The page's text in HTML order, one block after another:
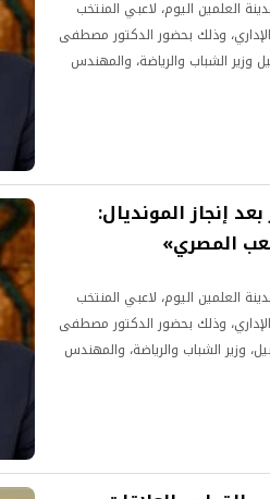
العلمين اليوم، لاعبي المنتخب
وذلك بحضور الدكتور مصطفى
وزير الشباب والرياضة، والمهندس
إنجاز المونديال:
المصري»
العلمين اليوم، لاعبي المنتخب
وذلك بحضور الدكتور مصطفى
وزير الشباب والرياضة، والمهندس